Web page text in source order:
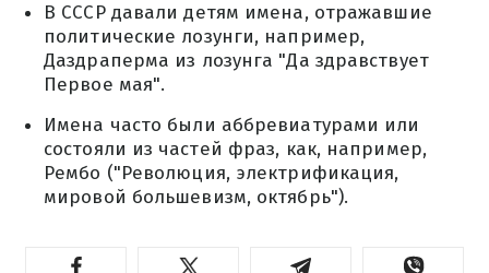
В СССР давали детям имена, отражавшие
политические лозунги, например,
Даздраперма из лозунга "Да здравствует
Первое мая".
Имена часто были аббревиатурами или
состояли из частей фраз, как, например,
Рембо ("Революция, электрификация,
мировой большевизм, октябрь").